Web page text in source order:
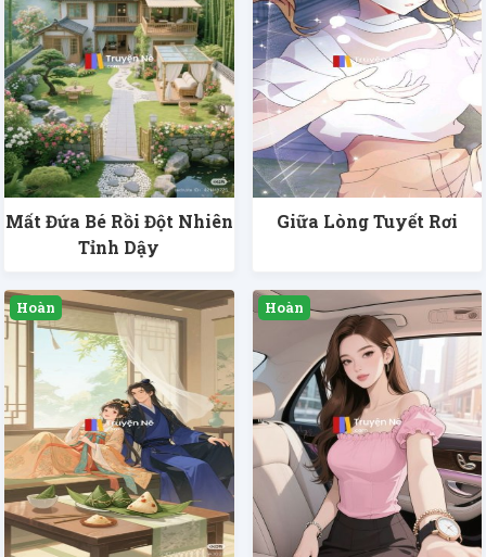
Mất Đứa Bé Rồi Đột Nhiên
Tỉnh Dậy
Giữa Lòng Tuyết Rơi